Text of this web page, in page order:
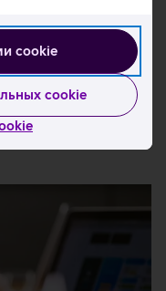
cookie
cookie